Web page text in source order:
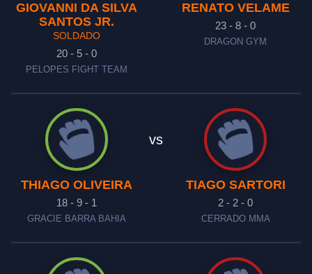
GIOVANNI DA SILVA
SANTOS JR.
SOLDADO
20 - 5 - 0
PELOPES FIGHT TEAM
RENATO VELAME
23 - 8 - 0
DRAGON GYM
THIAGO OLIVEIRA
18 - 9 - 1
GRACIE BARRA BAHIA
vs
TIAGO SARTORI
2 - 2 - 0
CERRADO MMA